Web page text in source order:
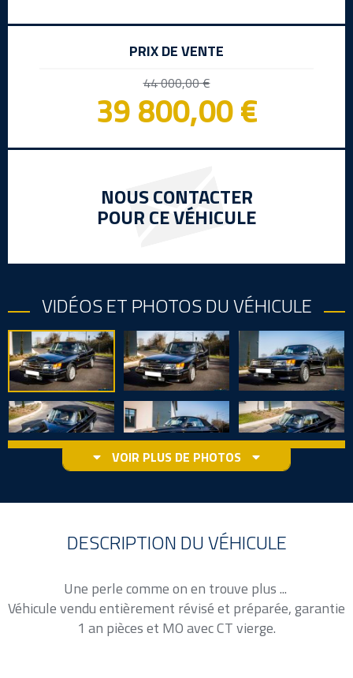
PRIX DE VENTE
44 000,00 €
39 800,00 €
NOUS CONTACTER
POUR CE VÉHICULE
VIDÉOS ET PHOTOS DU VÉHICULE
VOIR PLUS DE PHOTOS
DESCRIPTION DU VÉHICULE
Une perle comme on en trouve plus ...
Véhicule vendu entièrement révisé et préparée, garantie
1 an pièces et MO avec CT vierge.